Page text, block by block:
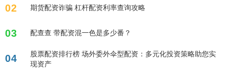
02 期货配资诈骗 杠杆配资利率查询攻略
03 配查查 带配资混一色是多少番？
04
股票配资排行榜 场外委外伞型配资：多元化投资策略助您实
现资产